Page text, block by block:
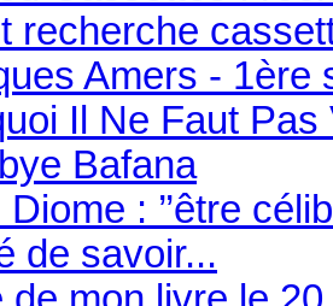
recherche
Amers - 1ère
Il Ne Faut
Bafana
Diome : ’’être
de savoir...